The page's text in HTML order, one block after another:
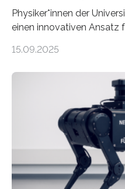
Physiker*innen der
einen innovativen Ansatz
Lösungsweg ist inspiriert
stellt die heutige
Herausforderungen.
Prozessoren stoßen an
viel Energie, die
sind voneinander
bremst komplexe
immer größer werden
verarbeiten müssen,
15.09.2025